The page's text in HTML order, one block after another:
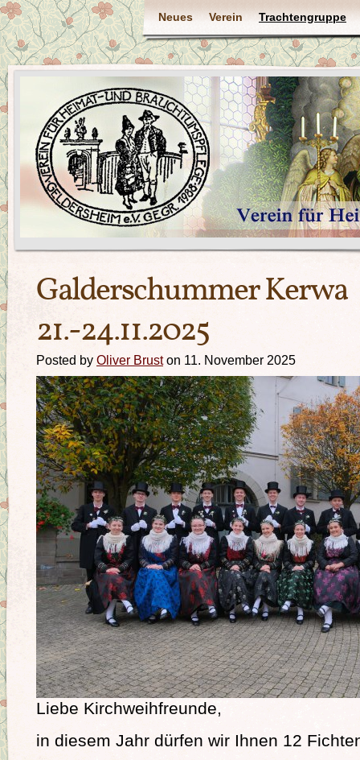
Neues Verein Trachtengruppe
Galderschummer Kerwa
21.-24.11.2025
Posted by Oliver Bruston 11. November 2025
Liebe Kirchweihfreunde,
in diesem Jahr dürfen wir Ihnen 12